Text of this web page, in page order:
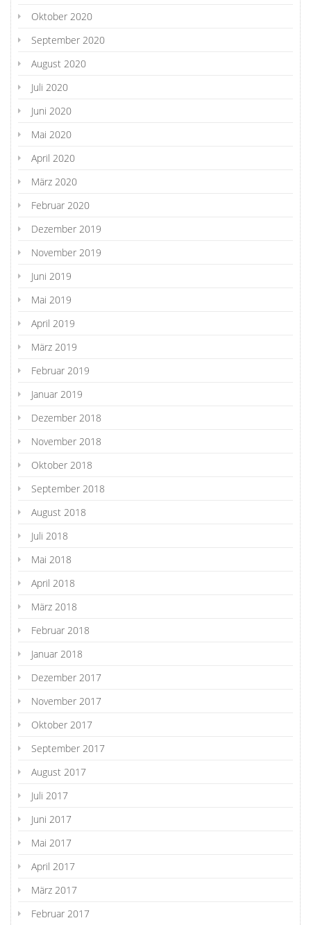
Oktober 2020
September 2020
August 2020
Juli 2020
Juni 2020
Mai 2020
April 2020
März 2020
Februar 2020
Dezember 2019
November 2019
Juni 2019
Mai 2019
April 2019
März 2019
Februar 2019
Januar 2019
Dezember 2018
November 2018
Oktober 2018
September 2018
August 2018
Juli 2018
Mai 2018
April 2018
März 2018
Februar 2018
Januar 2018
Dezember 2017
November 2017
Oktober 2017
September 2017
August 2017
Juli 2017
Juni 2017
Mai 2017
April 2017
März 2017
Februar 2017